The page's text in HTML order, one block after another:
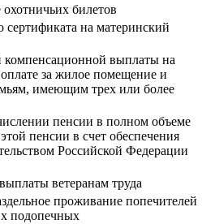
билетов
сертификата на материнский
компенсационной выплаты на
за жилое помещение и
имеющим трех или более
пенсии в полном объеме
пенсии в счет обеспечения
Российской Федерации
ветеранам труда
проживание попечителей
подопечных